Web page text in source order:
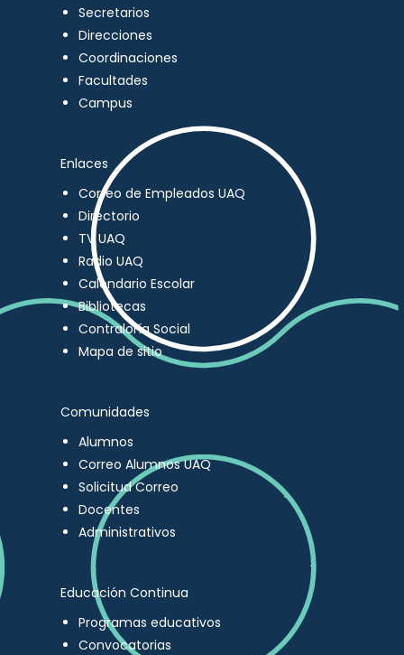
Secretarios
Direcciones
Coordinaciones
Facultades
Campus
Enlaces
Correo de Empleados UAQ
Directorio
TV UAQ
Radio UAQ
Calendario Escolar
Bibliotecas
Contraloría Social
Mapa de sitio
Comunidades
Alumnos
Correo Alumnos UAQ
Solicitud Correo
Docentes
Administrativos
Educación Continua
Programas educativos
Convocatorias